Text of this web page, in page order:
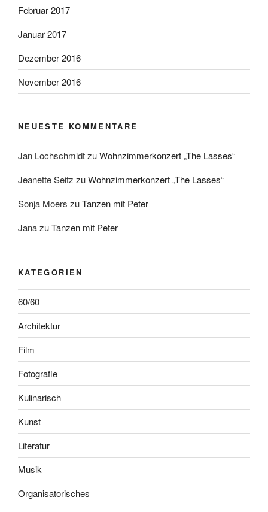
Februar 2017
Januar 2017
Dezember 2016
November 2016
NEUESTE KOMMENTARE
Jan LochschmidtzuWohnzimmerkonzert „The Lasses“
Jeanette Seitz zuWohnzimmerkonzert „The Lasses“
Sonja Moers zuTanzen mit Peter
JanazuTanzen mit Peter
KATEGORIEN
60/60
Architektur
Film
Fotografie
Kulinarisch
Kunst
Literatur
Musik
Organisatorisches